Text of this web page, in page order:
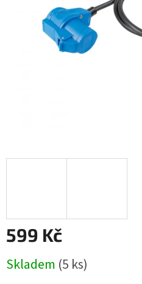
599 Kč
cena:
Skladem (5 ks)